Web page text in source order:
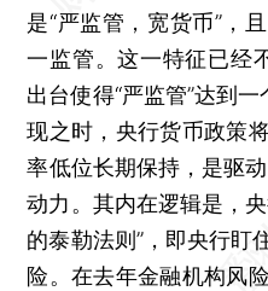
是“严监管，宽货币”，
一监管。这一特征已经
出台使得“严监管”达到
现之时，央行货币政策
率低位长期保持，是驱
动力。其内在逻辑是，
的泰勒法则”，即央行盯
险。在去年金融机构风